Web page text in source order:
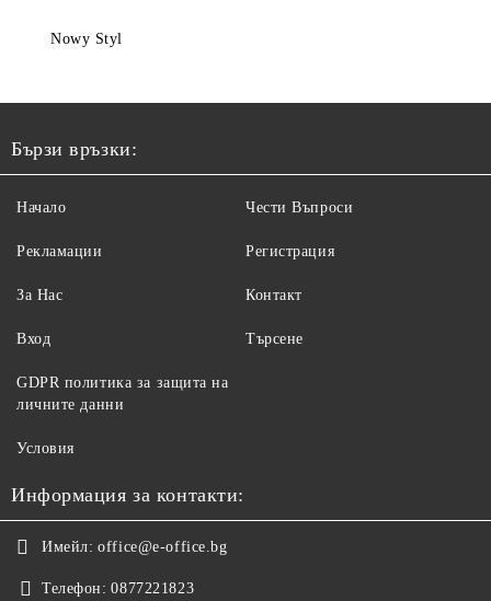
Nowy Styl
Бързи връзки:
Начало
Рекламации
За Нас
Вход
Чести Въпроси
Регистрация
Контакт
Търсене
GDPR политика за защита на
личните данни
Условия
Информация за контакти:
Имейл: office@e-office.bg
Телефон: 0877221823